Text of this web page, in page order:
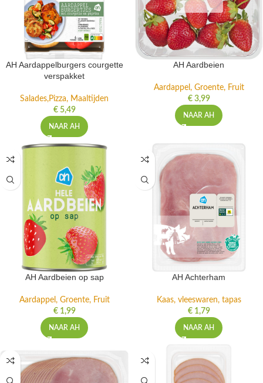
AH Aardappelburgers courgette
verspakket
Salades,Pizza, Maaltijden
€5,49
NAAR AH
AH Aardbeien
Aardappel, Groente, Fruit
€3,99
NAAR AH
AH Aardbeien op sap
Aardappel, Groente, Fruit
€1,99
NAAR AH
AH Achterham
Kaas, vleeswaren, tapas
€1,79
NAAR AH